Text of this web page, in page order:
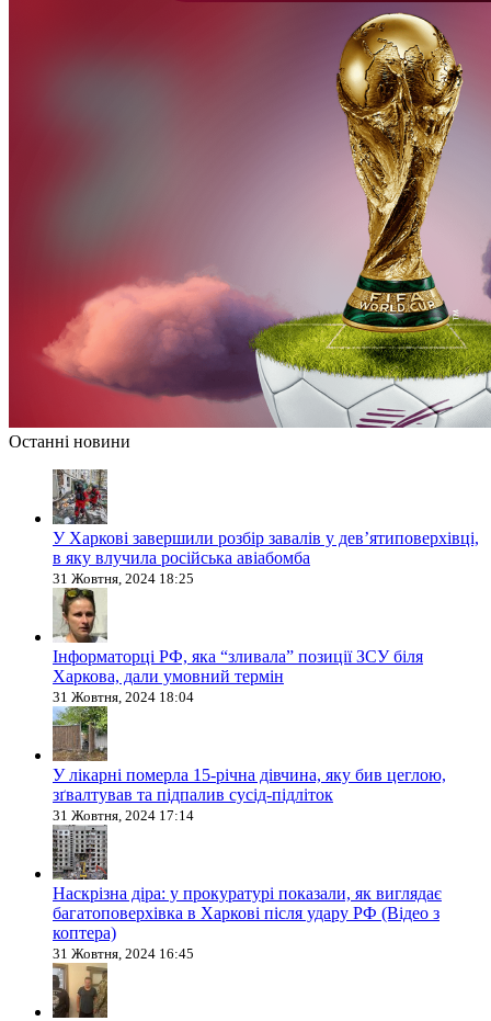
Останні новини
У Харкові завершили розбір завалів у дев’ятиповерхівці,
в яку влучила російська авіабомба
31 Жовтня, 2024 18:25
Інформаторці РФ, яка “зливала” позиції ЗСУ біля
Харкова, дали умовний термін
31 Жовтня, 2024 18:04
У лікарні померла 15-річна дівчина, яку бив цеглою,
зґвалтував та підпалив сусід-підліток
31 Жовтня, 2024 17:14
Наскрізна діра: у прокуратурі показали, як виглядає
багатоповерхівка в Харкові після удару РФ (Відео з
коптера)
31 Жовтня, 2024 16:45